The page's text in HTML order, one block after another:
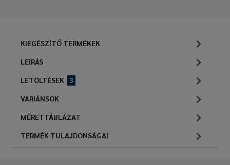
KIEGÉSZÍTŐ TERMÉKEK
LEÍRÁS
LETÖLTÉSEK
3
VARIÁNSOK
MÉRETTÁBLÁZAT
TERMÉK TULAJDONSÁGAI